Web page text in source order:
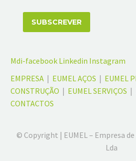
Mdi-facebook Linkedin Instagram
EMPRESA | EUMEL AÇOS | EUMEL
CONSTRUÇÃO | EUMEL SERVIÇOS |
CONTACTOS
© Copyright | EUMEL – Empresa
Lda